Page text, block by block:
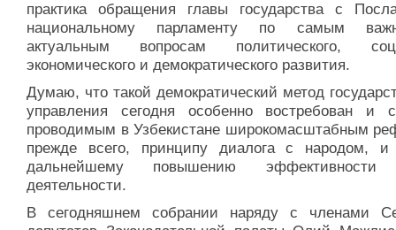
практика обращения главы государства с
национальному парламенту по самым
актуальным вопросам политического,
экономического и демократического развития.
Думаю, что такой демократический метод
управления сегодня особенно востребован и
проводимым в Узбекистане широкомасштабным
прежде всего, принципу диалога с народом, и
дальнейшему повышению эффективности
деятельности.
В сегодняшнем собрании наряду с членами